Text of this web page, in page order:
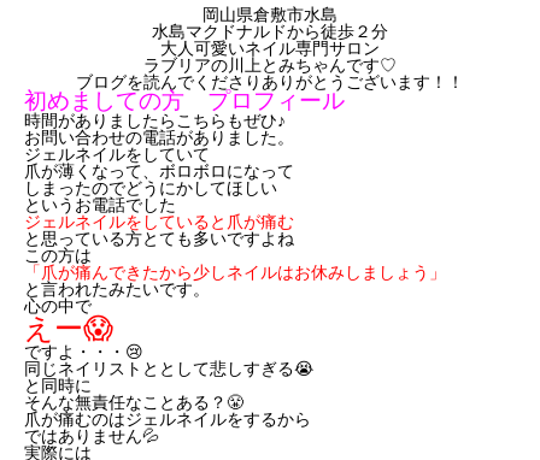
岡山県倉敷市水島
水島マクドナルドから徒歩２分
大人可愛いネイル専門サロン
ラブリアの川上とみちゃんです♡
ブログを読んでくださりありがとうございます！！
初めましての方 プロフィール
時間がありましたらこちらもぜひ♪
お問い合わせの電話がありました。
ジェルネイルをしていて
爪が薄くなって、ボロボロになって
しまったのでどうにかしてほしい
というお電話でした
ジェルネイルをしていると爪が痛む
と思っている方とても多いですよね
この方は
「爪が痛んできたから少しネイルはお休みしましょう」
と言われたみたいです。
心の中で
えー😱
ですよ・・・😢
同じネイリストととして悲しすぎる😭
と同時に
そんな無責任なことある？😤
爪が痛むのはジェルネイルをするから
ではありません💦
実際には